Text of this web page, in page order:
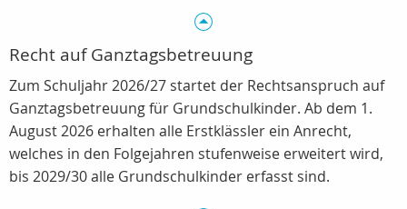
Recht auf Ganztagsbetreuung
Zum Schuljahr 2026/27 startet der Rechtsanspruch auf
Ganztagsbetreuung für Grundschulkinder. Ab dem 1.
August 2026 erhalten alle Erstklässler ein Anrecht,
welches in den Folgejahren stufenweise erweitert wird,
bis 2029/30 alle Grundschulkinder erfasst sind.